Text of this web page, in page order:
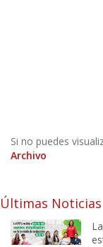
Si no puedes
Archivo
Últimas Noticias